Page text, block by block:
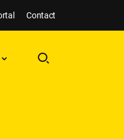
Contact